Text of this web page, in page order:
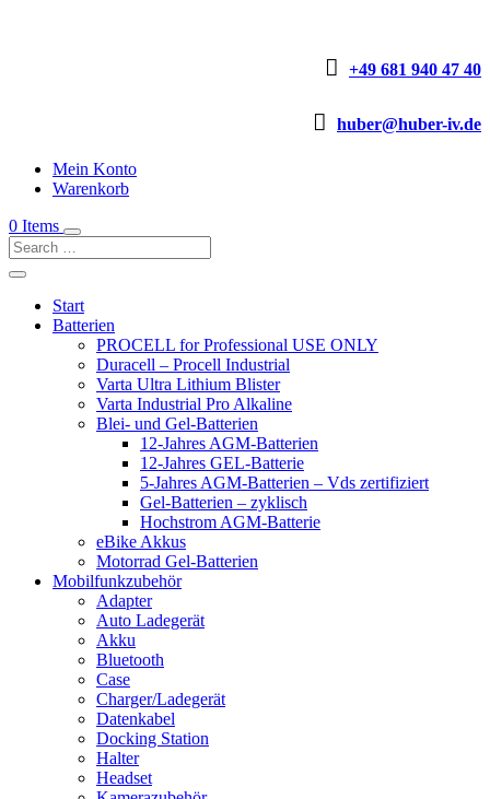
 +49 681 940 47 40
 huber@huber-iv.de
Mein Konto
Warenkorb
0 Items
Start
Batterien
PROCELL for Professional USE ONLY
Duracell – Procell Industrial
Varta Ultra Lithium Blister
Varta Industrial Pro Alkaline
Blei- und Gel-Batterien
12-Jahres AGM-Batterien
12-Jahres GEL-Batterie
5-Jahres AGM-Batterien – Vds zertifiziert
Gel-Batterien – zyklisch
Hochstrom AGM-Batterie
eBike Akkus
Motorrad Gel-Batterien
Mobilfunkzubehör
Adapter
Auto Ladegerät
Akku
Bluetooth
Case
Charger/Ladegerät
Datenkabel
Docking Station
Halter
Headset